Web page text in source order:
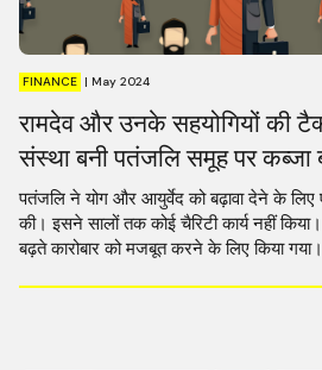
FINANCE | May 2024
रामदेव और उनके सहयोगियों की
संस्था बनी पतंजलि समूह पर कब्जा
पतंजलि ने योग और आयुर्वेद को बढ़ावा देने के
की। इसने सालों तक कोई चैरिटी कार्य नहीं
बढ़ते कारोबार को मजबूत करने के लिए किया गया।